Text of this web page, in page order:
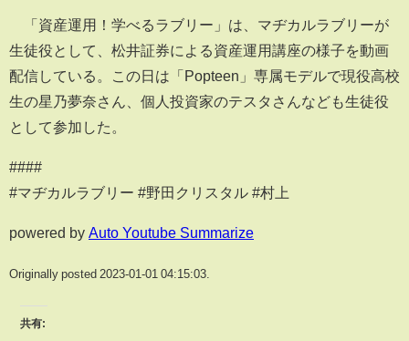
「資産運用！学べるラブリー」は、マヂカルラブリーが
生徒役として、松井証券による資産運用講座の様子を動画
配信している。この日は「Popteen」専属モデルで現役高校
生の星乃夢奈さん、個人投資家のテスタさんなども生徒役
として参加した。
####
#マヂカルラブリー #野田クリスタル #村上
powered by Auto Youtube Summarize
Originally posted 2023-01-01 04:15:03.
共有: